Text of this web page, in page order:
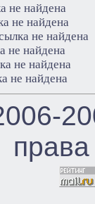
не найдена
не найдена
не найдена
не найдена
не найдена
не найдена